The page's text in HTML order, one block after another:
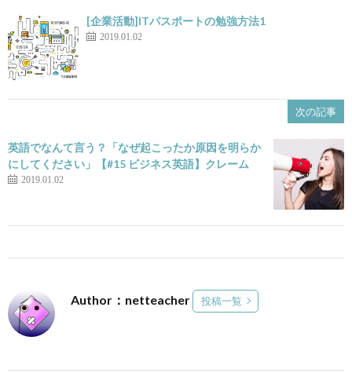
[企業活動]ITパスポートの勉強方法1
2019.01.02
次の記事
英語でなんて言う？「なぜ起こったか原因を明らか
にしてください」【#15 ビジネス英語】クレーム
2019.01.02
Author：netteacher 投稿一覧